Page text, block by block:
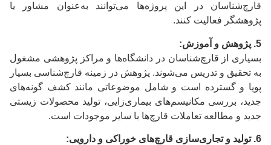
قارچ‌شناسان در این پروژه‌ها می‌توانند به‌عنوان مشاور یا
پژوهشگر فعالیت کنند.
5. پژوهش و آموزش:
بسیاری از قارچ‌شناسان در دانشگاه‌ها و مراکز پژوهشی مشغول
به تحقیق و تدریس می‌شوند. پژوهش در زمینه قارچ‌شناسی بسیار
پویا و گسترده است و شامل موضوعاتی مانند کشف گونه‌های
جدید، بررسی مکانیسم‌های بیماری‌زایی، تولید محصولات زیستی
جدید و مطالعه تعاملات قارچ‌ها با سایر موجودات است.
6. تولید و تجاری‌سازی قارچ‌های خوراکی و دارویی: